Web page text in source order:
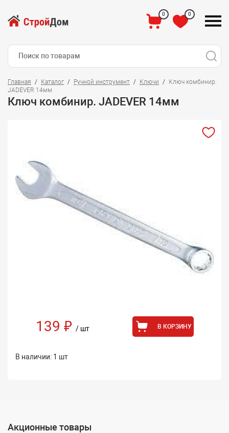
0 0
Главная Каталог Ручной инструмент Ключи
Ключ комбинир.
JADEVER 14мм
Ключ комбинир. JADEVER 14мм
139 ₽ / шт В КОРЗИНУ
В наличии: 1 шт
Акционные товары